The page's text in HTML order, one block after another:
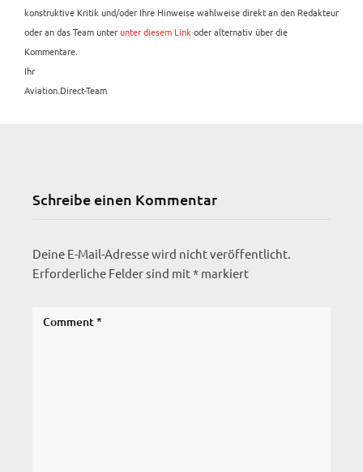
konstruktive Kritik und/oder Ihre Hinweise wahlweise direkt an den Redakteur
oder an das Team unterunter diesem Link oder alternativ über die
Kommentare.
Ihr
Aviation.Direct-Team
Schreibe einen Kommentar
Deine E-Mail-Adresse wird nicht veröffentlicht.
Erforderliche Felder sind mit* markiert